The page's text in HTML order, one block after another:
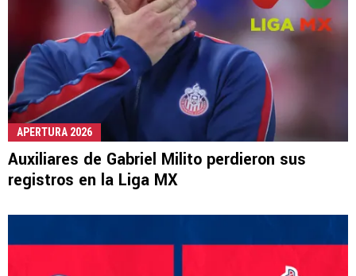
APERTURA 2026
Auxiliares de Gabriel Milito perdieron sus
registros en la Liga MX